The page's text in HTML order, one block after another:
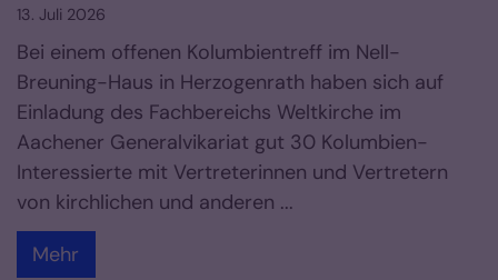
13. Juli 2026
Bei einem offenen Kolumbientreff im Nell-
Breuning-Haus in Herzogenrath haben sich auf
Einladung des Fachbereichs Weltkirche im
Aachener Generalvikariat gut 30 Kolumbien-
Interessierte mit Vertreterinnen und Vertretern
von kirchlichen und anderen ...
Mehr